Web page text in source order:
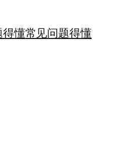
懂常见问题得懂